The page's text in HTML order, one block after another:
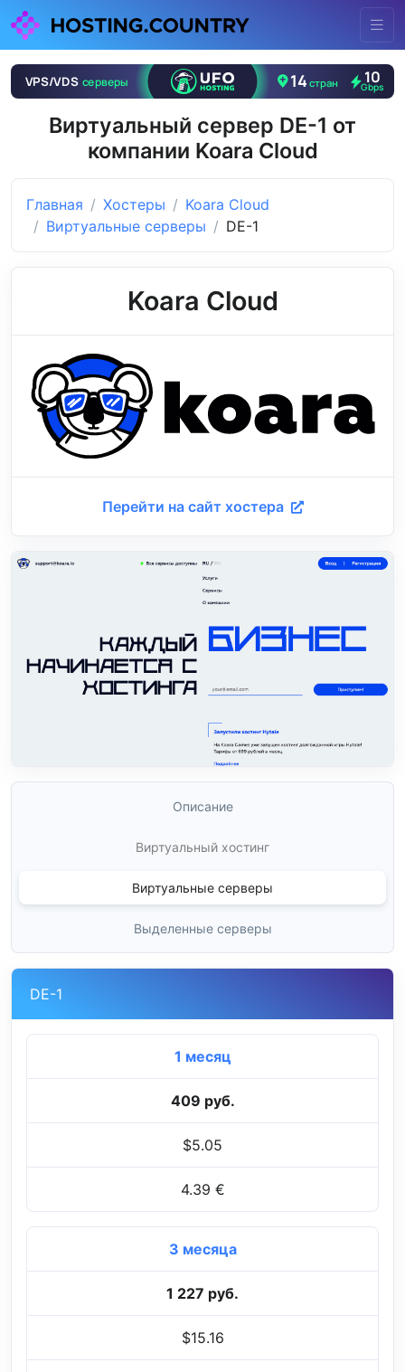
Виртуальный сервер DE-1 от
компании Koara Cloud
Главная Хостеры
Koara Cloud
Виртуальные серверы
DE-1
Koara Cloud
Перейти на сайт хостера
Описание
Виртуальный хостинг
Виртуальные серверы
Выделенные серверы
DE-1
1 месяц
409 руб.
$5.05
4.39 €
3 месяца
1 227 руб.
$15.16